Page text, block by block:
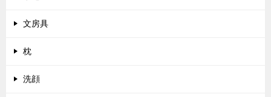
文房具
枕
洗顔